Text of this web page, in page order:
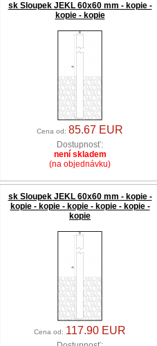
sk Sloupek JEKL 60x60 mm - kopie -
kopie - kopie
Cena od: 85.67 EUR
Dostupnosť:
není skladem
(na objednávku)
sk Sloupek JEKL 60x60 mm - kopie -
kopie - kopie - kopie - kopie - kopie -
kopie
Cena od: 117.90 EUR